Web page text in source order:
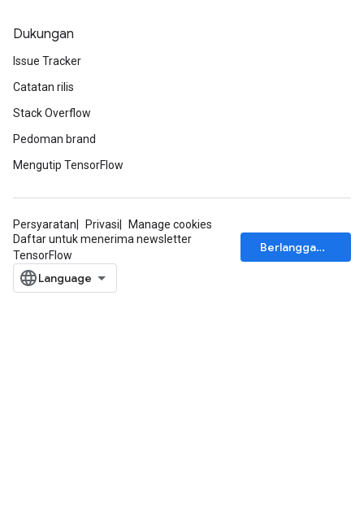
Dukungan
Issue Tracker
Catatan rilis
Stack Overflow
Pedoman brand
Mengutip TensorFlow
Persyaratan Privasi
Manage cookies
Daftar untuk menerima newsletter
TensorFlow
Berlangganan